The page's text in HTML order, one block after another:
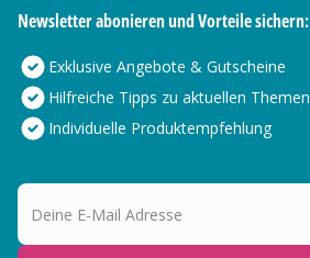
Newsletter abonieren und Vorteile sichern:
Exklusive Angebote & Gutscheine
Hilfreiche Tipps zu aktuellen Themen
Individuelle Produktempfehlung
Deine E-Mail Adresse